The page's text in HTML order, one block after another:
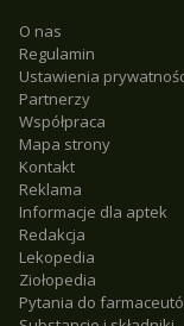
O nas
Regulamin
Ustawienia
Partnerzy
Współpraca
Mapa strony
Kontakt
Reklama
Informacje dla aptek
Redakcja
Lekopedia
Ziołopedia
Pytania do